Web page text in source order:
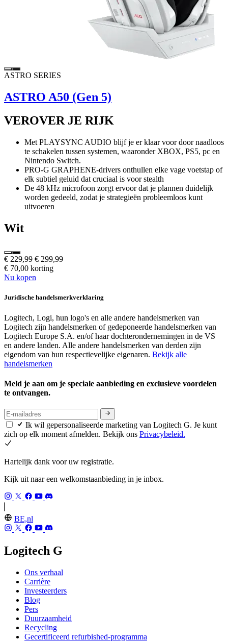
ASTRO SERIES
ASTRO A50 (Gen 5)
VEROVER JE RIJK
Met PLAYSYNC AUDIO blijf je er klaar voor door naadloos
te schakelen tussen systemen, waaronder XBOX, PS5, pc en
Nintendo Switch.
PRO-G GRAPHENE-drivers onthullen elke vage voetstap of
elk subtiel geluid dat cruciaal is voor stealth
De 48 kHz microfoon zorgt ervoor dat je plannen duidelijk
worden gedeeld, zodat je strategieën probleemloos kunt
uitvoeren
Wit
€ 229,99 € 299,99
€ 70,00 korting
Nu kopen
Juridische handelsmerkverklaring
Logitech, Logi, hun logo's en alle andere handelsmerken van
Logitech zijn handelsmerken of gedeponeerde handelsmerken van
Logitech Europe S.A. en/of haar dochterondernemingen in de VS
en andere landen. Alle andere handelsmerken van derden zijn
eigendom van hun respectievelijke eigenaren. Bekijk alle
handelsmerken
Meld je aan om je speciale aanbieding en exclusieve voordelen
te ontvangen.
Ik wil gepersonaliseerde marketing van Logitech G. Je kunt
zich op elk moment afmelden. Bekijk ons Privacybeleid.
Hartelijk dank voor uw registratie.
Kijk uit naar een welkomstaanbieding in je inbox.
BE,nl
Logitech G
Ons verhaal
Carrière
Investeerders
Blog
Pers
Duurzaamheid
Recycling
Gecertificeerd refurbished-programma